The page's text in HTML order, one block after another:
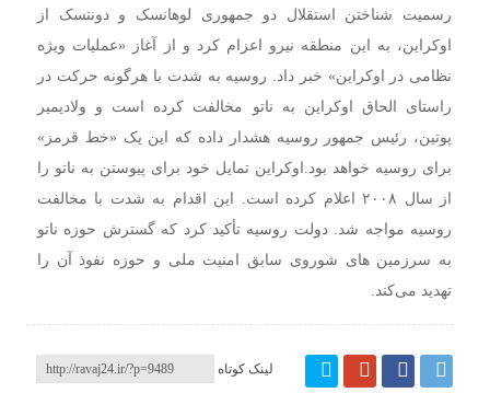
رسمیت شناختن استقلال دو جمهوری لوهانسک و دونتسک از
اوکراین، به این منطقه نیرو اعزام کرد و از آغاز «عملیات ویژه
نظامی در اوکراین» خبر داد. روسیه به شدت با هرگونه حرکت در
راستای الحاق اوکراین به ناتو مخالفت کرده است و ولادیمیر
پوتین، رئیس جمهور روسیه هشدار داده که این یک «خط قرمز»
برای روسیه خواهد بود.اوکراین تمایل خود برای پیوستن به ناتو را
از سال ۲۰۰۸ اعلام کرده است. این اقدام به شدت با مخالفت
روسیه مواجه شد. دولت روسیه تأکید کرد که گسترش حوزه ناتو
به سرزمین های شوروی سابق امنیت ملی و حوزه نفوذ آن را
تهدید می‌کند.
لینک کوتاه